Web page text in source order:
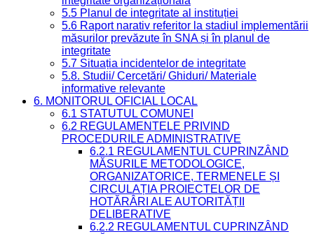
5.5 Planul de integritate al instituției
5.6 Raport narativ referitor la stadiul implementării
măsurilor prevăzute în SNA și în planul de
integritate
5.7 Situația incidentelor de integritate
5.8. Studii/ Cercetări/ Ghiduri/ Materiale
informative relevante
6. MONITORUL OFICIAL LOCAL
6.1 STATUTUL COMUNEI
6.2 REGULAMENTELE PRIVIND
PROCEDURILE ADMINISTRATIVE
6.2.1 REGULAMENTUL CUPRINZÂND
MĂSURILE METODOLOGICE,
ORGANIZATORICE, TERMENELE ȘI
CIRCULAȚIA PROIECTELOR DE
HOTĂRÂRI ALE AUTORITĂȚII
DELIBERATIVE
6.2.2 REGULAMENTUL CUPRINZÂND